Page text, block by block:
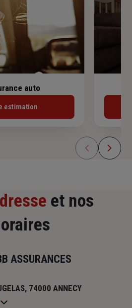
auto
estimation
et nos
ASSURANCES
74000 ANNECY